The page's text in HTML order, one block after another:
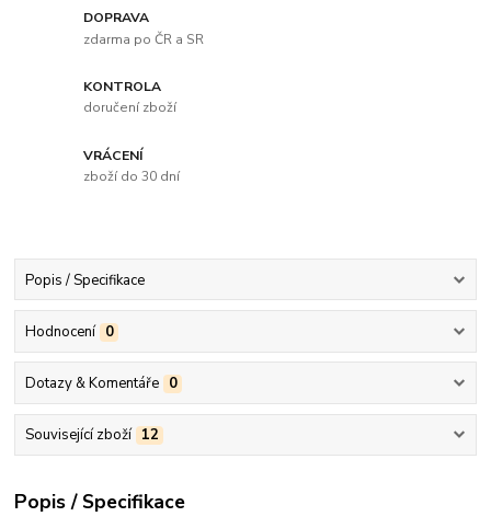
DOPRAVA
zdarma po ČR a SR
KONTROLA
doručení zboží
VRÁCENÍ
zboží do 30 dní
Popis / Specifikace
Hodnocení 0
Dotazy & Komentáře 0
Související zboží 12
Popis / Specifikace